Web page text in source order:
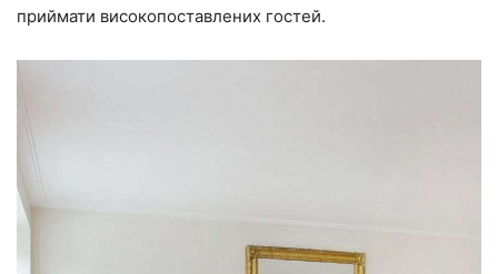
приймати високопоставлених гостей.